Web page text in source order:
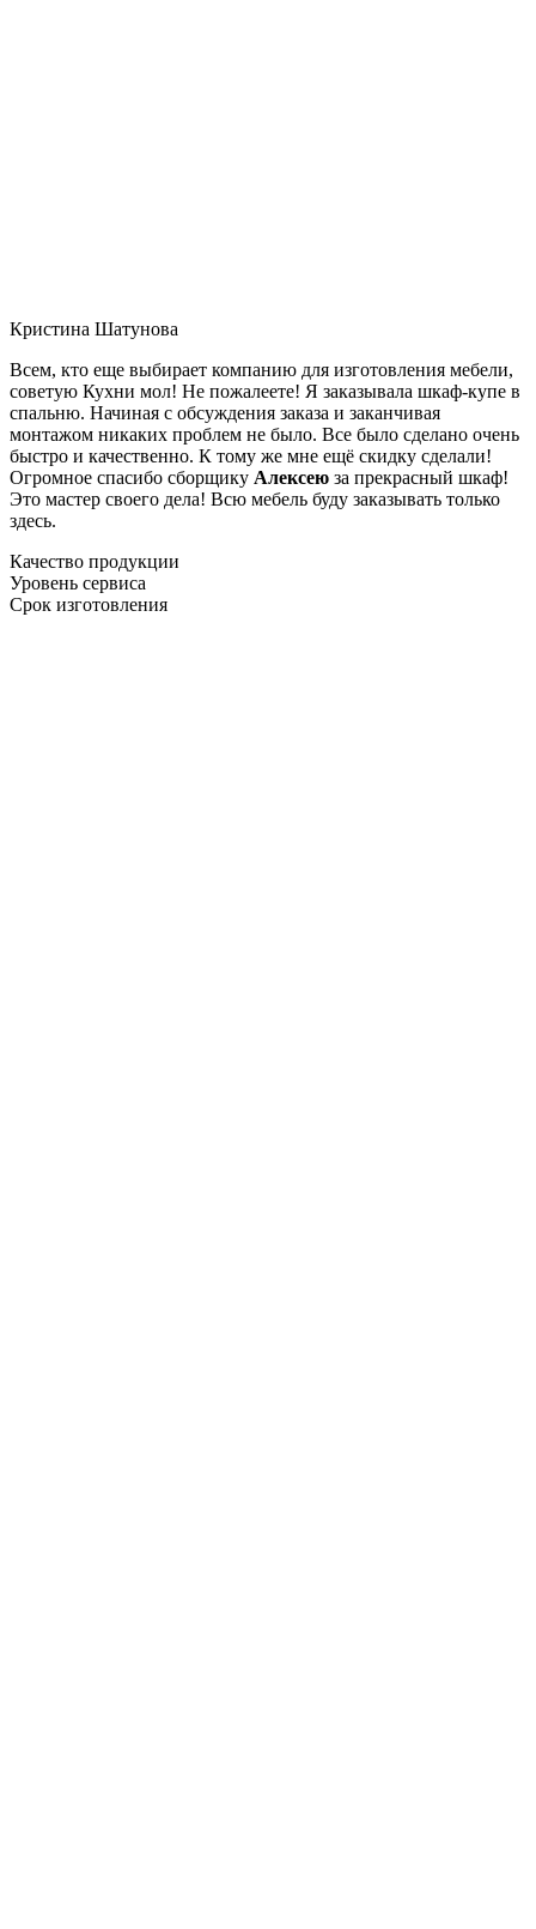
Кристина Шатунова
Всем, кто еще выбирает компанию для изготовления мебели,
советую Кухни мол! Не пожалеете! Я заказывала шкаф-купе в
спальню. Начиная с обсуждения заказа и заканчивая
монтажом никаких проблем не было. Все было сделано очень
быстро и качественно. К тому же мне ещё скидку сделали!
Огромное спасибо сборщику Алексею за прекрасный шкаф!
Это мастер своего дела! Всю мебель буду заказывать только
здесь.
Качество продукции
Уровень сервиса
Срок изготовления